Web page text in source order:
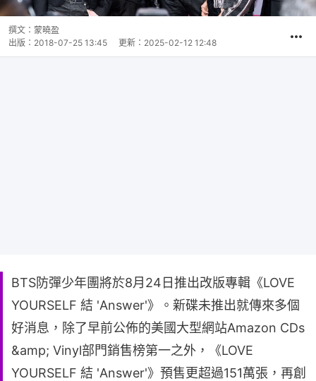
撰文： 蒙曉盈
出版： 2018-07-25 13:45 更新： 2025-02-12 12:48
BTS防彈少年團將於8月24日推出改版專輯《LOVE
YOURSELF 結 'Answer'》。新碟未推出就傳來多個
好消息，除了早前公佈的美國大型網站Amazon CDs
&amp; Vinyl部門銷售榜第一之外，《LOVE
YOURSELF 結 'Answer'》預售更超過151萬張，再創